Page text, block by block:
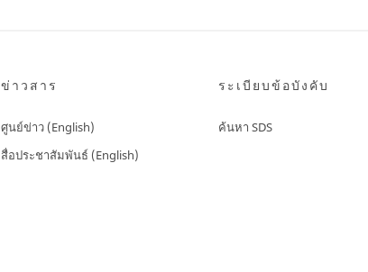
ข่าวสาร
ศูนย์ข่าว (English)
สื่อประชาสัมพันธ์ (English)
ระเบียบข้อบังคับ
ค้นหา SDS